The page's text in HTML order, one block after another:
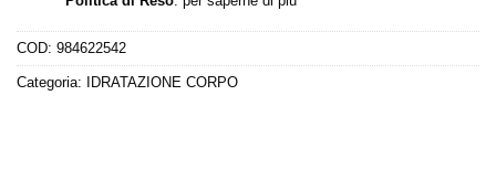
COD: 984622542
Categoria: IDRATAZIONE CORPO